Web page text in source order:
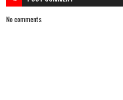
No comments